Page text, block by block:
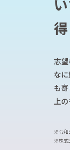
志
な
も
上
※令和
※株式